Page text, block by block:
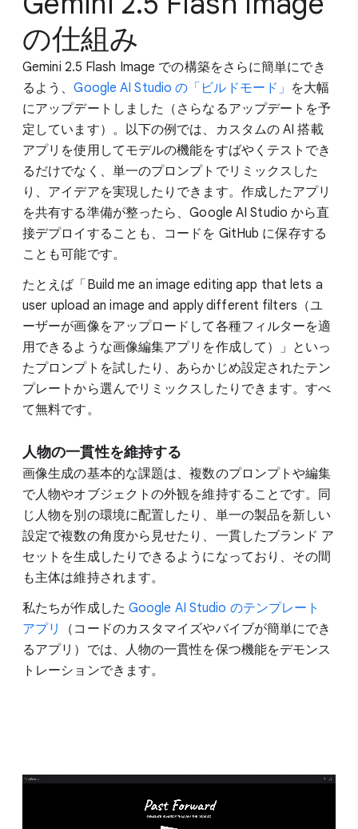
の仕組み
Gemini 2.5 Flash Image での構築をさらに簡単にでき
るよう、Google AI Studio の「ビルドモード」 を大幅
にアップデートしました（さらなるアップデートを予
定しています）。以下の例では、カスタムの AI 搭載
アプリを使用してモデルの機能をすばやくテストでき
るだけでなく、単一のプロンプトでリミックスした
り、アイデアを実現したりできます。作成したアプリ
を共有する準備が整ったら、Google AI Studio から直
接デプロイすることも、コードを GitHub に保存する
ことも可能です。
たとえば「Build me an image editing app that lets a
user upload an image and apply different filters（ユ
ーザーが画像をアップロードして各種フィルターを適
用できるような画像編集アプリを作成して）」といっ
たプロンプトを試したり、あらかじめ設定されたテン
プレートから選んでリミックスしたりできます。すべ
て無料です。
人物の一貫性を維持する
画像生成の基本的な課題は、複数のプロンプトや編集
で人物やオブジェクトの外観を維持することです。同
じ人物を別の環境に配置したり、単一の製品を新しい
設定で複数の角度から見せたり、一貫したブランド ア
セットを生成したりできるようになっており、その間
も主体は維持されます。
私たちが作成した Google AI Studio のテンプレート
アプリ
（コードのカスタマイズやバイブが簡単にでき
るアプリ）では、人物の一貫性を保つ機能をデモンス
トレーションできます。